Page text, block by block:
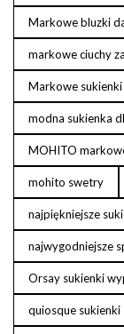
Markowe bluzki
markowe ciuchy
Markowe sukienki
modna sukienka
MOHITO
mohito swetry
najpiękniejsze
najwygodniejsze
Orsay sukienki
quiosque sukienki